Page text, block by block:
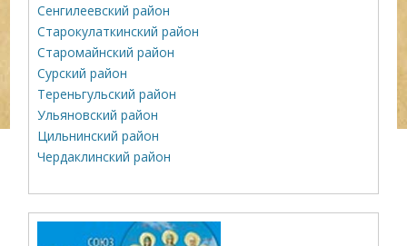
Сенгилеевский район
Старокулаткинский район
Старомайнский район
Сурский район
Тереньгульский район
Ульяновский район
Цильнинский район
Чердаклинский район